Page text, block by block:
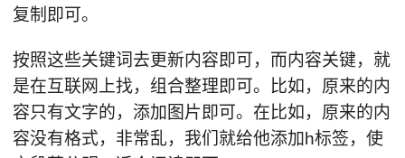
复制即可。
按照这些关键词去更新内容即可，而内容关键，就
是在互联网上找，组合整理即可。比如，原来的内
容只有文字的，添加图片即可。在比如，原来的内
容没有格式，非常乱，我们就给他添加h标签，使